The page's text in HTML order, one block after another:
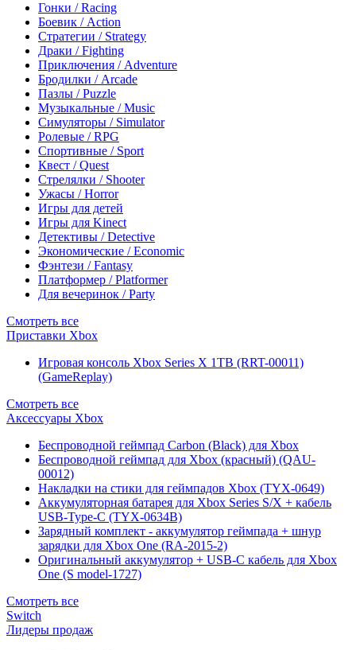
Гонки / Racing
Боевик / Action
Стратегии / Strategy
Драки / Fighting
Приключения / Adventure
Бродилки / Arcade
Пазлы / Puzzle
Музыкальные / Music
Симуляторы / Simulator
Ролевые / RPG
Спортивные / Sport
Квест / Quest
Стрелялки / Shooter
Ужасы / Horror
Игры для детей
Игры для Kinect
Детективы / Detective
Экономические / Economic
Фэнтези / Fantasy
Платформер / Platformer
Для вечеринок / Party
Смотреть все
Приставки Xbox
Игровая консоль Xbox Series X 1TB (RRT-00011)
(GameReplay)
Смотреть все
Аксессуары Xbox
Беспроводной геймпад Carbon (Black) для Xbox
Беспроводной геймпад для Xbox (красный) (QAU-
00012)
Накладки на стики для геймпадов Xbox (TYX-0649)
Аккумуляторная батарея для Xbox Series S/X + кабель
USB-Type-C (TYX-0634B)
Зарядный комплект - аккумулятор геймпада + шнур
зарядки для Xbox One (RA-2015-2)
Оригинальный аккумулятор + USB-C кабель для Xbox
One (S model-1727)
Смотреть все
Switch
Лидеры продаж